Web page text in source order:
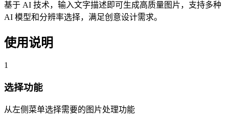
基于 AI 技术，输入文字描述即可生成高质量图片，支持多种
AI 模型和分辨率选择，满足创意设计需求。
使用说明
1
选择功能
从左侧菜单选择需要的图片处理功能